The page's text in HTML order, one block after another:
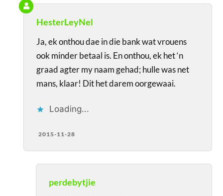
HesterLeyNel
Ja, ek onthou dae in die bank wat vrouens
ook minder betaal is. En onthou, ek het ‘n
graad agter my naam gehad; hulle was net
mans, klaar! Dit het darem oorgewaai.
Loading...
2015-11-28
perdebytjie